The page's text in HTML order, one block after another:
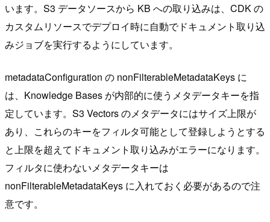
います。S3 データソースから KB への取り込みは、CDK の
カスタムリソースでデプロイ時に自動でドキュメント取り込
みジョブを実行するようにしています。
metadataConfiguration の nonFilterableMetadataKeys に
は、Knowledge Bases が内部的に使うメタデータキーを指
定しています。S3 Vectors のメタデータにはサイズ上限が
あり、これらのキーをフィルタ可能として登録しようとする
と上限を超えてドキュメント取り込みがエラーになります。
フィルタに使わないメタデータキーは
nonFilterableMetadataKeys に入れておく必要があるので注
意です。